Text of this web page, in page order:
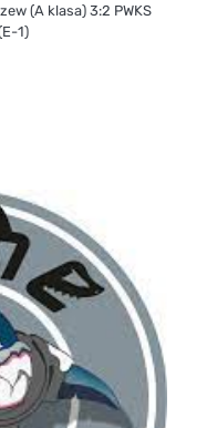
(A klasa) 3:2 PWKS
1)